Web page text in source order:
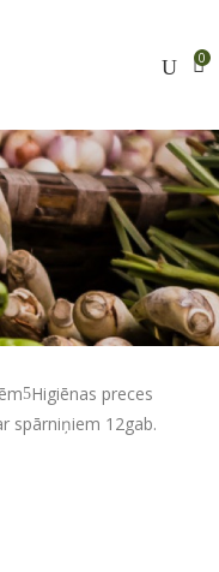
0
Higiēnas preces
spārniņiem 12gab.